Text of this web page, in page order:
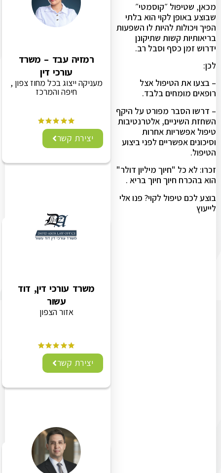
מכאן, שטיפול ״קוסמטי״
שבוצע באופן לקוי הוא בלתי
הפיך ויכולות להיות לו השפעות
בריאותיות קשות שתיקונן
ידרוש זמן כסף וסבל רב.
לכן:
– בצעו את הטיפול אצל
רופאים מומחים בלבד.
– דרשו הסבר מפורט על היקף
השחזת השיניים, אלטרנטיבות
טיפול אפשריות אחרות
וסיכונים אפשריים לפני ביצוע
הטיפול.
זכרו: לא כל "חיוך מיליון דולר"
הוא בהכרח חיוך חיוך בריא .
בוצע לכם טיפול לקוי? פנו אלי
לייעוץ
רמזיה עבד – משרד
עורכי דין
מעניקה ייצוג בכל מחוז צפון ,
חיפה והמרכז
יצירת קשר
משרד עורכי דין, דוד
עשור
אזור הצפון
יצירת קשר